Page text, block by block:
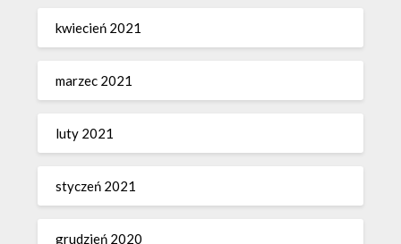
kwiecień 2021
marzec 2021
luty 2021
styczeń 2021
grudzień 2020